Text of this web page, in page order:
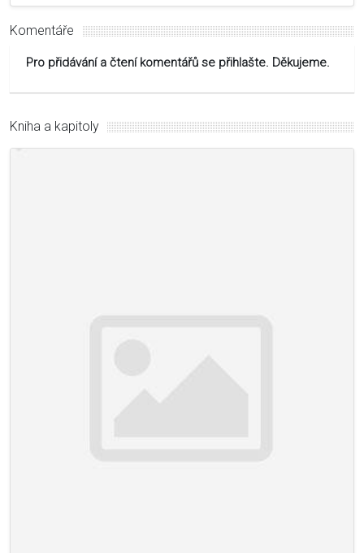
Komentáře
Pro přidávání a čtení komentářů se přihlašte. Děkujeme.
Kniha a kapitoly